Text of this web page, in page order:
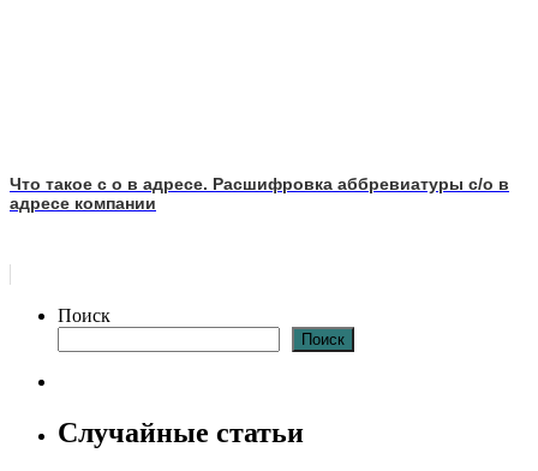
Что такое с о в адресе. Расшифровка аббревиатуры с/о в
адресе компании
Поиск
Поиск
Случайные статьи